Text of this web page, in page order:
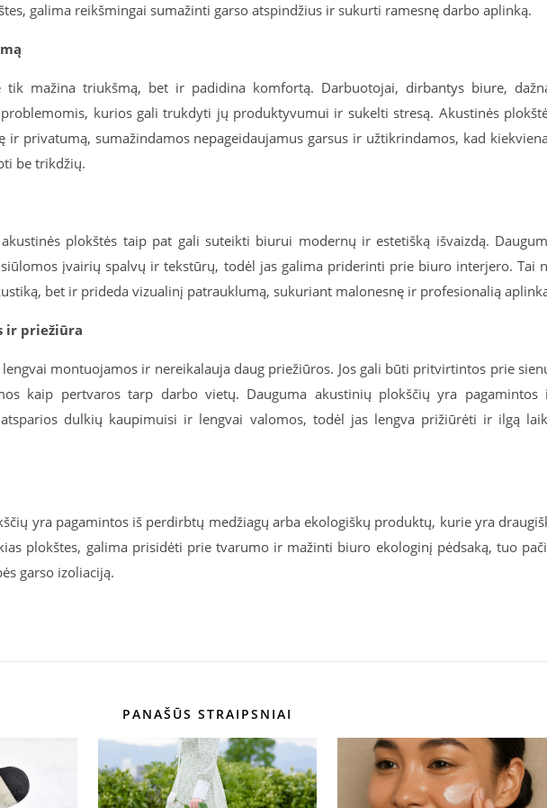
galima reikšmingai sumažinti garso atspindžius ir sukurti ramesnę darbo aplinką.
tik mažina triukšmą, bet ir padidina komfortą. Darbuotojai, dirbantys biure,
kurios gali trukdyti jų produktyvumui ir sukelti stresą. Akustinės
ir privatumą, sumažindamos nepageidaujamus garsus ir užtikrindamos, kad
be trikdžių.
plokštės taip pat gali suteikti biurui modernų ir estetišką išvaizdą.
įvairių spalvų ir tekstūrų, todėl jas galima priderinti prie biuro interjero. Tai
bet ir prideda vizualinį patrauklumą, sukuriant malonesnę ir profesionalią
ir priežiūra
montuojamos ir nereikalauja daug priežiūros. Jos gali būti pritvirtintos prie
kaip pertvaros tarp darbo vietų. Dauguma akustinių plokščių yra pagamintos
dulkių kaupimuisi ir lengvai valomos, todėl jas lengva prižiūrėti ir ilgą
yra pagamintos iš perdirbtų medžiagų arba ekologiškų produktų, kurie yra
plokštes, galima prisidėti prie tvarumo ir mažinti biuro ekologinį pėdsaką, tuo
garso izoliaciją.
PANAŠŪS STRAIPSNIAI